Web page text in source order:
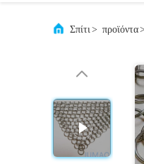
Σπίτι> προϊόντα>